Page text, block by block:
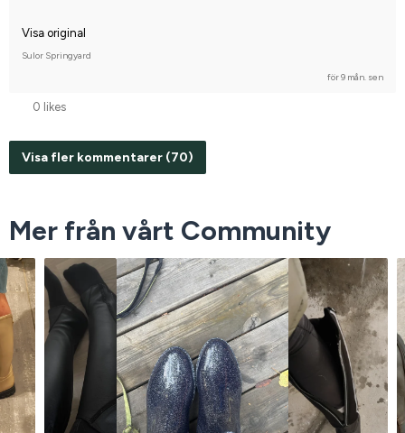
Visa original
Sulor Springyard
för 9 mån. sen
0 likes
Visa fler kommentarer (70)
Mer från vårt Community